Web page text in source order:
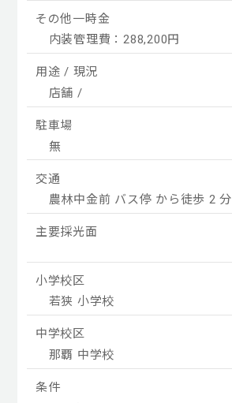
その他一時金
内装管理費：288,200円
用途 / 現況
店舗 /
駐車場
無
交通
農林中金前 バス停 から徒歩 2 分
主要採光面
小学校区
若狭 小学校
中学校区
那覇 中学校
条件